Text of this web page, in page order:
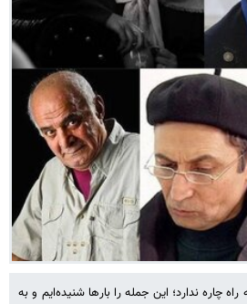
چاره ندارد؛ این جمله را بارها شنیده‌ایم و به